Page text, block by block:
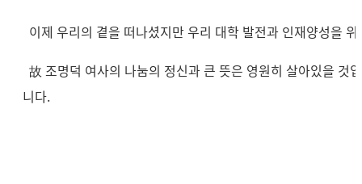
이제 우리의 곁을 떠나셨지만 우리 대학 발전과 인재양성을 위
故 조명덕 여사의 나눔의 정신과 큰 뜻은 영원히 살아있을 것입
니다.